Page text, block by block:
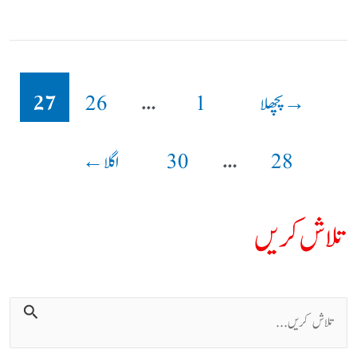
تلاش کریں
ل
→پچھلا 1
…
26
27
28
…
30 اگلا←